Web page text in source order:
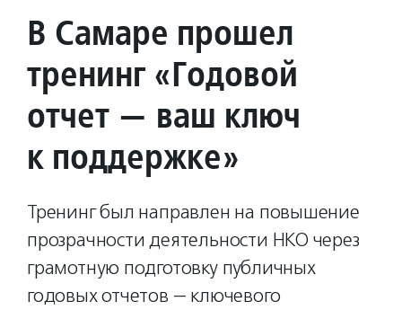
В Самаре прошел
тренинг «Годовой
отчет — ваш ключ
к поддержке»
Тренинг был направлен на повышение
прозрачности деятельности НКО через
грамотную подготовку публичных
годовых отчетов — ключевого